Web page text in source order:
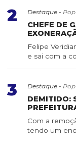
2 Destaque -
CHEFE DE
Felipe
e sai com a
3 Destaque -
DEMITIDO:
SERVIDOR
Com a
tendo um